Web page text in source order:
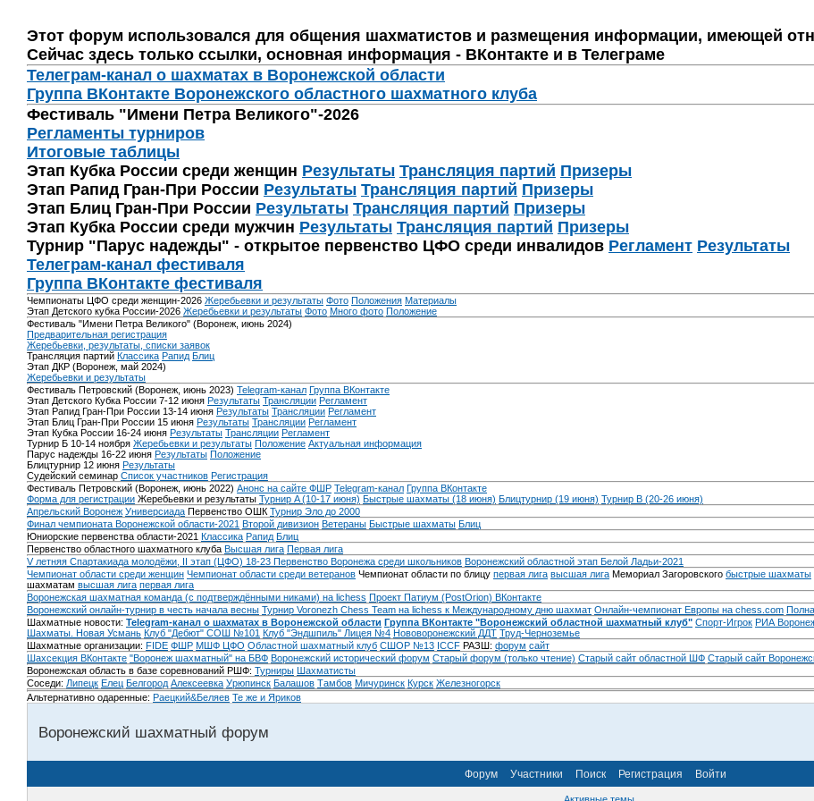
Этот форум использовался для общения шахматистов и размещения информации, имеющей
Сейчас здесь только ссылки, основная информация - ВКонтакте и в Телеграме
Телеграм-канал о шахматах в Воронежской области
Группа ВКонтакте Воронежского областного шахматного клуба
Фестиваль "Имени Петра Великого"-2026
Регламенты турниров
Итоговые таблицы
Этап Кубка России среди женщин Результаты Трансляция партий Призеры
Этап Рапид Гран-При России Результаты Трансляция партий Призеры
Этап Блиц Гран-При России Результаты Трансляция партий Призеры
Этап Кубка России среди мужчин Результаты Трансляция партий Призеры
Турнир "Парус надежды" - открытое первенство ЦФО среди инвалидов Регламент Результаты
Телеграм-канал фестиваля
Группа ВКонтакте фестиваля
Чемпионаты ЦФО среди женщин-2026 Жеребьевки и результаты Фото Положения Материалы
Этап Детского кубка России-2026 Жеребьевки и результаты Фото Много фото Положение
Фестиваль "Имени Петра Великого" (Воронеж, июнь 2024)
Предварительная регистрация
Жеребьевки, результаты, списки заявок
Трансляция партий Классика Рапид Блиц
Этап ДКР (Воронеж, май 2024)
Жеребьевки и результаты
Фестиваль Петровский (Воронеж, июнь 2023) Telegram-канал Группа ВКонтакте
Этап Детского Кубка России 7-12 июня Результаты Трансляции Регламент
Этап Рапид Гран-При России 13-14 июня Результаты Трансляции Регламент
Этап Блиц Гран-При России 15 июня Результаты Трансляции Регламент
Этап Кубка России 16-24 июня Результаты Трансляции Регламент
Турнир Б 10-14 ноября Жеребьевки и результаты Положение Актуальная информация
Парус надежды 16-22 июня Результаты Положение
Блицтурнир 12 июня Результаты
Судейский семинар Список участников Регистрация
Фестиваль Петровский (Воронеж, июнь 2022) Анонс на сайте ФШР Telegram-канал Группа ВКонтакте
Форма для регистрации Жеребьевки и результаты Турнир A (10-17 июня) Быстрые шахматы (18 июня) Блицтурнир (19 июня) Турнир B (20-26 июня)
Апрельский Воронеж Универсиада Первенство ОШК Турнир Эло до 2000
Финал чемпионата Воронежской области-2021 Второй дивизион Ветераны Быстрые шахматы Блиц
Юниорские первенства области-2021 Классика Рапид Блиц
Первенство областного шахматного клуба Высшая лига Первая лига
V летняя Спартакиада молодёжи, II этап (ЦФО) 18-23 Первенство Воронежа среди школьников Воронежский областной этап Белой Ладьи-2021
Чемпионат области среди женщин Чемпионат области среди ветеранов Чемпионат области по блицу первая лига высшая лига Мемориал Загоровского быстрые шахматы
шахматам высшая лига первая лига
Воронежская шахматная команда (с подтверждёнными никами) на lichess Проект Патиум (PostOrion) ВКонтакте
Воронежский онлайн-турнир в честь начала весны Турнир Voronezh Chess Team на lichess к Международному дню шахмат Онлайн-чемпионат Европы на chess.com
Шахматные новости: Telegram-канал о шахматах в Воронежской области Группа ВКонтакте "Воронежский областной шахматный клуб" Спорт-Игрок РИА
Шахматы. Новая Усмань Клуб "Дебют" СОШ №101 Клуб "Эндшпиль" Лицея №4 Нововоронежский ДДТ Труд-Черноземье
Шахматные организации: FIDE ФШР МШФ ЦФО Областной шахматный клуб СШОР №13 ICCF РАЗШ: форум сайт
Шахсекция ВКонтакте "Воронеж шахматный" на БВФ Воронежский исторический форум Cтарый форум (только чтение) Старый сайт областной ШФ Старый сайт
Воронежская область в базе соревнований РШФ: Турниры Шахматисты
Соседи: Липецк Елец Белгород Алексеевка Урюпинск Балашов Тамбов Мичуринск Курск Железногорск
Альтернативно одаренные: Раецкий&Беляев Те же и Яриков
Воронежский шахматный форум
Форум Участники Поиск Регистрация Войти